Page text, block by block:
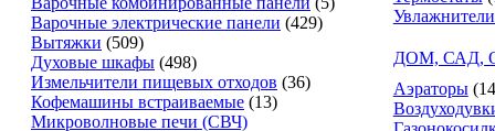
Варочные электрические панели (429)
Вытяжки (509)
Духовые шкафы (498)
Измельчители пищевых отходов (36)
Кофемашины встраиваемые (13)
Микроволновые печи (СВЧ)
ДОМ, САД,
Аэраторы